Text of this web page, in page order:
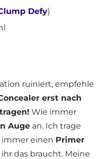
Defy)
ruiniert, empfehle
erst nach
Wie immer
Auge an. Ich trage
einen Primer
das braucht. Meine